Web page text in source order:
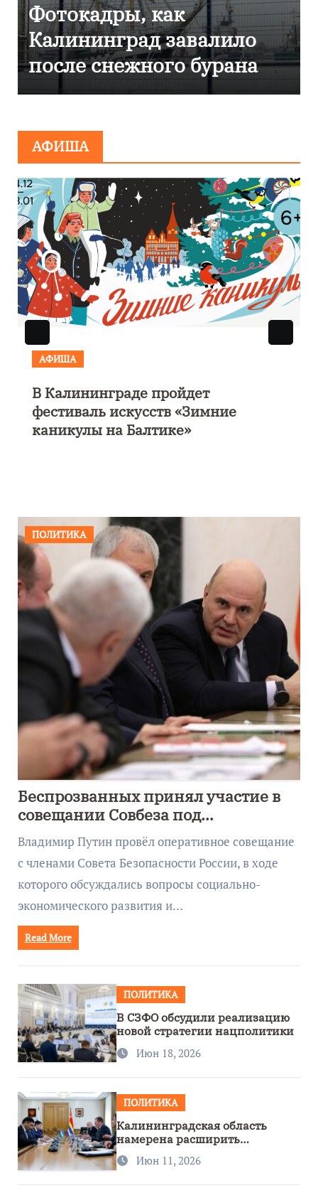
Фоторепортаж как в
Калининграде
эвакуировали ТЦ из-за
сообщения о
АФИША
АФИША
В Калининграде пройдет
фестиваль искусств «Зимние
каникулы на Балтике»
ПОЛИТИКА
Беспрозванных принял участие в
совещании Совбеза под
руководством Путина
Владимир Путин провёл оперативное совещание
с членами Совета Безопасности России, в ходе
которого обсуждались вопросы социально-
экономического развития и…
Read More
ПОЛИТИКА
В СЗФО обсудили реализацию
новой стратегии нацполитики
Июн 18, 2026
ПОЛИТИКА
Калининградская область
намерена расширить
сотрудничество с Узбекистаном
Июн 11, 2026